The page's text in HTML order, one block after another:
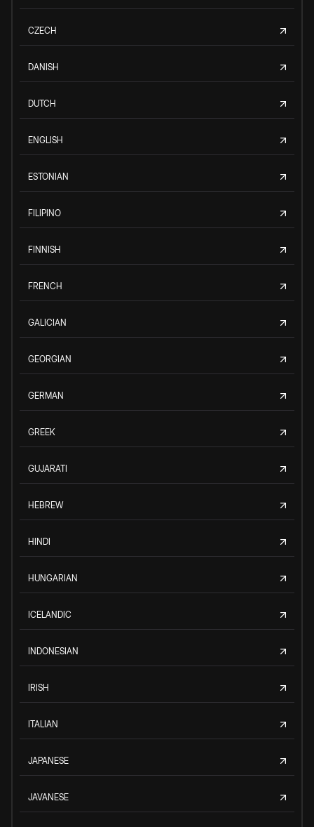
CZECH
DANISH
DUTCH
ENGLISH
ESTONIAN
FILIPINO
FINNISH
FRENCH
GALICIAN
GEORGIAN
GERMAN
GREEK
GUJARATI
HEBREW
HINDI
HUNGARIAN
ICELANDIC
INDONESIAN
IRISH
ITALIAN
JAPANESE
JAVANESE